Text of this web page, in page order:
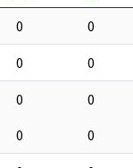
0 0
0 0
0 0
0 0